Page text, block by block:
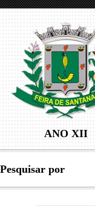
ANO XII
Pesquisar por